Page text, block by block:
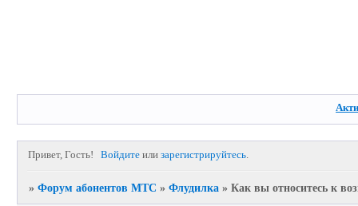
Привет, Гость! Войдите илизарегистрируйтесь.
»Форум абонентов МТС »Флудилка »Как вы относитесь к